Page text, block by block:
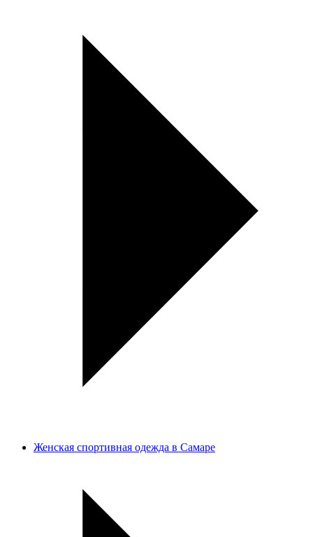
Женская спортивная одежда в Самаре